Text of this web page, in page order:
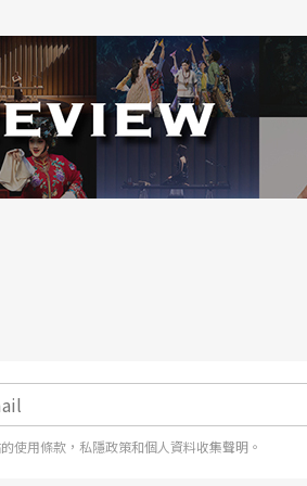
使用條款，私隱政策和個人資料收集聲明。